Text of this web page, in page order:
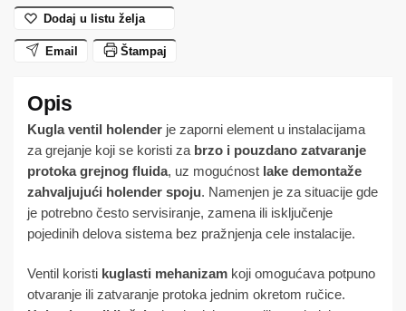
Dodaj u listu želja
Email Štampaj
Kugla ventil holender je zaporni element u instalacijama
za grejanje koji se koristi za brzo i pouzdano zatvaranje
protoka grejnog fluida, uz mogućnost lake demontaže
zahvaljujući holender spoju. Namenjen je za situacije gde
je potrebno često servisiranje, zamena ili isključenje
pojedinih delova sistema bez pražnjenja cele instalacije.
Ventil koristi kuglasti mehanizam koji omogućava potpuno
otvaranje ili zatvaranje protoka jednim okretom ručice.